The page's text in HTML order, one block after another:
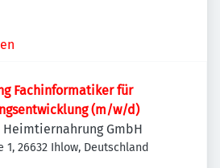
Fachinformatiker für
(m/w/d)
Heimtiernahrung GmbH
1, 26632 Ihlow, Deutschland